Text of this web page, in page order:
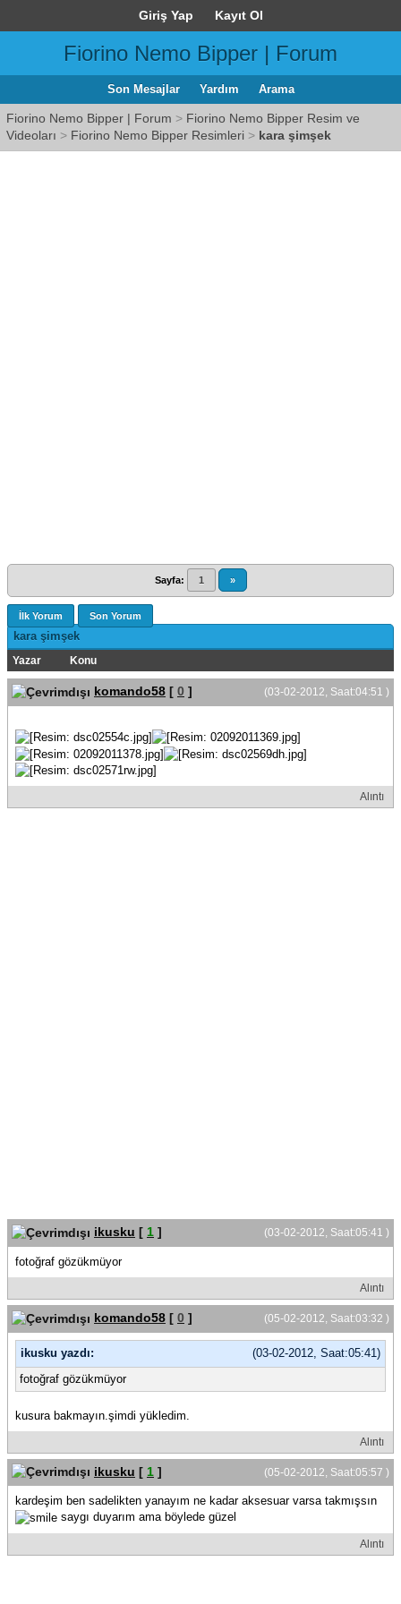
Giriş Yap Kayıt Ol
Fiorino Nemo Bipper | Forum
Son Mesajlar Yardım Arama
Fiorino Nemo Bipper | Forum > Fiorino Nemo Bipper Resim ve
Videoları > Fiorino Nemo Bipper Resimleri > kara şimşek
Sayfa: 1 »
İlk Yorum Son Yorum
kara şimşek
Yazar Konu
(03-02-2012, Saat:04:51 )
komando58 [ 0 ]
Alıntı
(03-02-2012, Saat:05:41 )
ikusku [ 1 ]
fotoğraf gözükmüyor
Alıntı
(05-02-2012, Saat:03:32 )
komando58 [ 0 ]
(03-02-2012, Saat:05:41)
ikusku yazdı:
fotoğraf gözükmüyor
kusura bakmayın.şimdi yükledim.
Alıntı
(05-02-2012, Saat:05:57 )
ikusku [ 1 ]
kardeşim ben sadelikten yanayım ne kadar aksesuar varsa takmışsın
saygı duyarım ama böylede güzel
Alıntı